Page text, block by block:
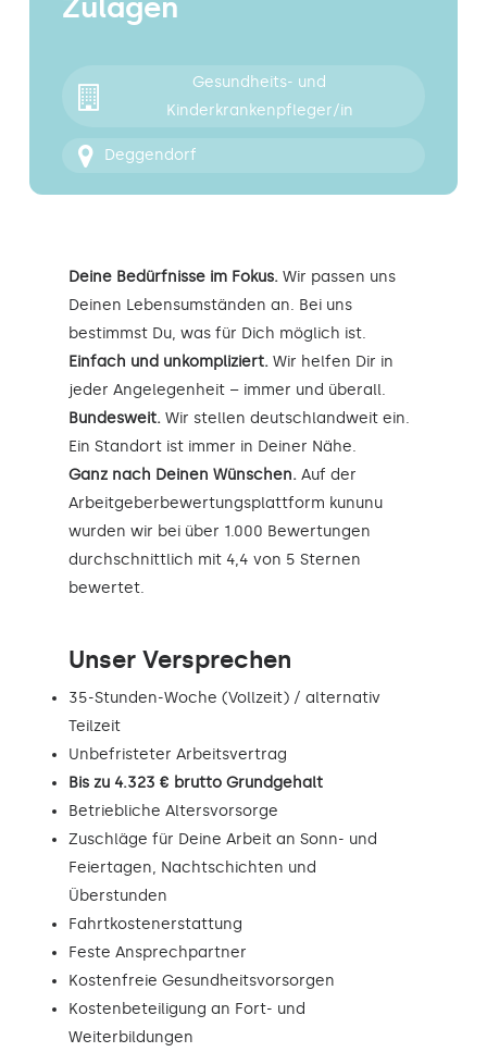
Kontakt
Zulagen
Gesundheits- und
Kinderkrankenpfleger/in
Deggendorf
Deine Bedürfnisse im Fokus. Wir passen uns
Deinen Lebensumständen an. Bei uns
bestimmst Du, was für Dich möglich ist.
Einfach und unkompliziert. Wir helfen Dir in
jeder Angelegenheit – immer und überall.
Bundesweit. Wir stellen deutschlandweit ein.
Ein Standort ist immer in Deiner Nähe.
Ganz nach Deinen Wünschen. Auf der
Arbeitgeberbewertungsplattform kununu
wurden wir bei über 1.000 Bewertungen
durchschnittlich mit 4,4 von 5 Sternen
bewertet.
Unser Versprechen
35-Stunden-Woche (Vollzeit) / alternativ
Teilzeit
Unbefristeter Arbeitsvertrag
Bis zu 4.323 € brutto Grundgehalt
Betriebliche Altersvorsorge
Zuschläge für Deine Arbeit an Sonn- und
Feiertagen, Nachtschichten und
Überstunden
Fahrtkostenerstattung
Feste Ansprechpartner
Kostenfreie Gesundheitsvorsorgen
Kostenbeteiligung an Fort- und
Weiterbildungen